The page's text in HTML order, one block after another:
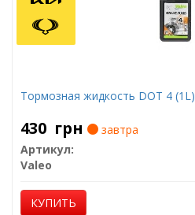
Тормозная жидкость DOT 4 (1L)
430 грн
завтра
Артикул:
Valeo
КУПИТЬ